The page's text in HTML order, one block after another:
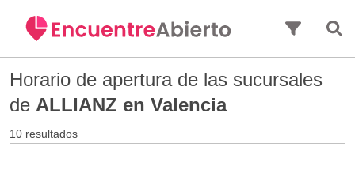
Horario de apertura de las sucursales
de ALLIANZ en Valencia
10 resultados